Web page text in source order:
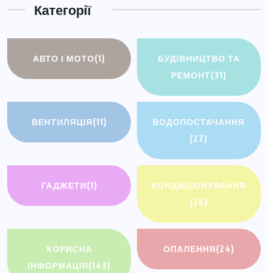
Категорії
АВТО І МОТО(1)
БУДІВНИЦТВО ТА
РЕМОНТ(31)
ВЕНТИЛЯЦІЯ(11)
ВОДОПОСТАЧАННЯ
(27)
ГАДЖЕТИ(1)
КОНДИЦІОНУВАННЯ
(26)
КОРИСНА
ІНФОРМАЦІЯ(143)
ОПАЛЕННЯ(24)